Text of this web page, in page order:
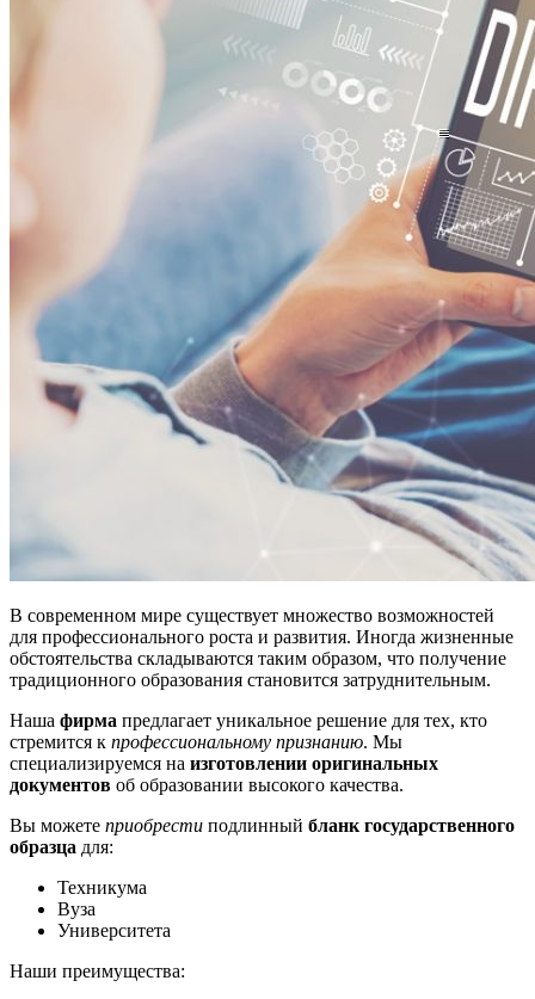
В современном мире существует множество возможностей
для профессионального роста и развития. Иногда жизненные
обстоятельства складываются таким образом, что получение
традиционного образования становится затруднительным.
Наша фирма предлагает уникальное решение для тех, кто
стремится к профессиональному признанию. Мы
специализируемся на изготовлении оригинальных
документов об образовании высокого качества.
Вы можете приобрести подлинный бланк государственного
образца для:
Техникума
Вуза
Университета
Наши преимущества: